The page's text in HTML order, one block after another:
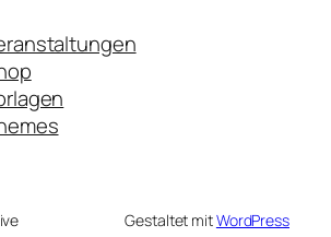
Gestaltet mitWordPress